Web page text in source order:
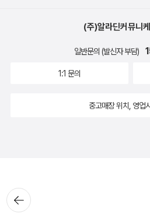
뒤로가
기
(주)알라딘커뮤니
일반문의 (발신자 부담)
1:1 문의
중고매장 위치, 영업